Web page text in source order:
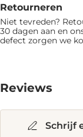
Retourneren
Niet tevreden?
30 dagen aan en
defect zorgen we
Reviews
Schrijf